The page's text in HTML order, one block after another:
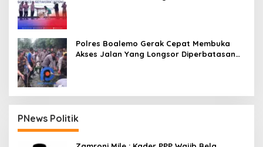
Polres Boalemo Gerak Cepat Membuka
Akses Jalan Yang Longsor Diperbatasan
PNews Politik